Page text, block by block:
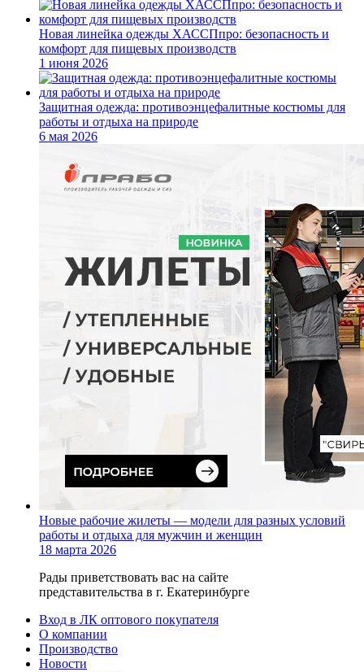
Новая линейка одежды ХАССПпро: безопасность и
комфорт для пищевых производств
1 июня 2026
Защитная одежда: противоэнцефалитные костюмы для
работы и отдыха на природе
6 мая 2026
Новые рабочие жилеты — модели для разных условий
работы и отдыха для мужчин и женщин
18 марта 2026
Рады приветствовать вас на сайте
представительства в г. Екатеринбурге
Вход в ЛК оптового покупателя
О компании
Производство
Новости